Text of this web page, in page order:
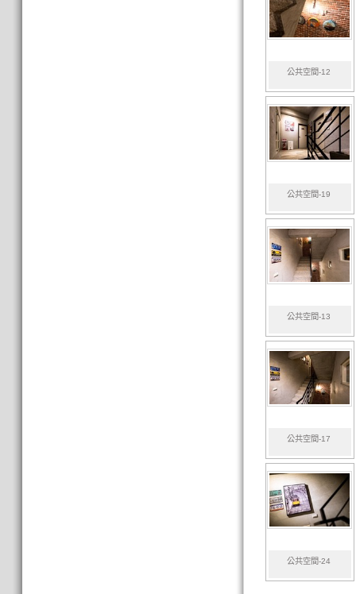
公共空間-12
公共空間-19
公共空間-13
公共空間-17
公共空間-24